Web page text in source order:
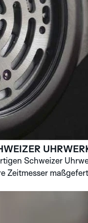
Schweizer
Zeitmesser